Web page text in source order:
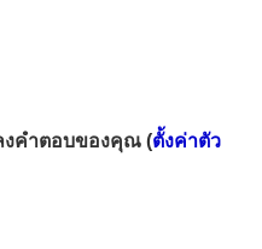
งคำตอบของคุณ (ตั้งค่าตัว